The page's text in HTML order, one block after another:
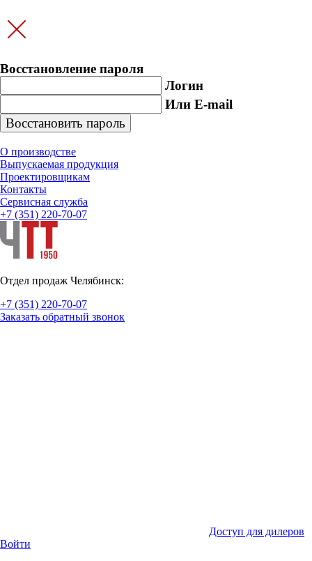
Восстановление пароля
Логин
Или E-mail
О производстве
Выпускаемая продукция
Проектировщикам
Контакты
Cервисная служба
+7 (351) 220-70-07
Отдел продаж Челябинск:
+7 (351) 220-70-07
Заказать обратный звонок
Доступ для дилеров
Войти